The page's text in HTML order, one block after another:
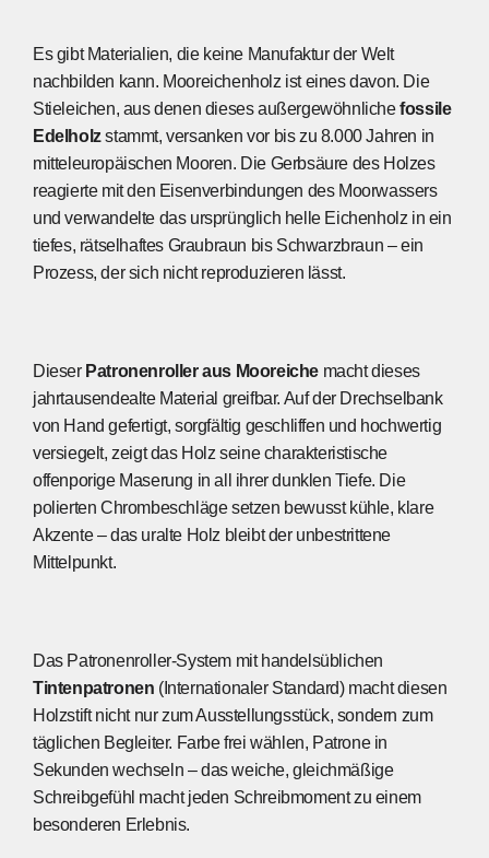
Es gibt Materialien, die keine Manufaktur der Welt
nachbilden kann. Mooreichenholz ist eines davon. Die
Stieleichen, aus denen dieses außergewöhnlichefossile
Edelholzstammt, versanken vor bis zu 8.000 Jahren in
mitteleuropäischen Mooren. Die Gerbsäure des Holzes
reagierte mit den Eisenverbindungen des Moorwassers
und verwandelte das ursprünglich helle Eichenholz in ein
tiefes, rätselhaftes Graubraun bis Schwarzbraun – ein
Prozess, der sich nicht reproduzieren lässt.
Dieser Patronenroller aus Mooreiche macht dieses
jahrtausendealte Material greifbar. Auf der Drechselbank
von Hand gefertigt, sorgfältig geschliffen und hochwertig
versiegelt, zeigt das Holz seine charakteristische
offenporige Maserung in all ihrer dunklen Tiefe. Die
polierten Chrombeschläge setzen bewusst kühle, klare
Akzente – das uralte Holz bleibt der unbestrittene
Mittelpunkt.
Das Patronenroller-System mit handelsüblichen
Tintenpatronen (Internationaler Standard) macht diesen
Holzstift nicht nur zum Ausstellungsstück, sondern zum
täglichen Begleiter. Farbe frei wählen, Patrone in
Sekunden wechseln – das weiche, gleichmäßige
Schreibgefühl macht jeden Schreibmoment zu einem
besonderen Erlebnis.